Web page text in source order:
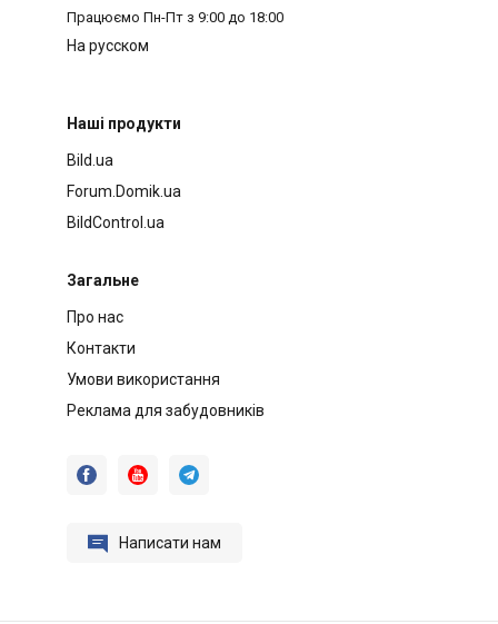
Працюємо Пн-Пт з 9:00 до 18:00
На русском
Наші продукти
Bild.ua
Forum.Domik.ua
BildControl.ua
Загальне
Про нас
Контакти
Умови використання
Реклама для забудовників
  
 Написати нам